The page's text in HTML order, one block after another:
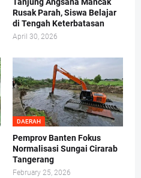
Tanjung Angsana Mancak
Rusak Parah, Siswa Belajar
di Tengah Keterbatasan
April 30, 2026
DAERAH
Pemprov Banten Fokus
Normalisasi Sungai Cirarab
Tangerang
February 25, 2026